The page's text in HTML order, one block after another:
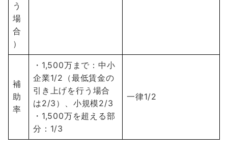
う
場
合
）
補
助
率
・1,500万まで：中小
企業1/2（最低賃金の
引き上げを行う場合
は2/3）、小規模2/3
・1,500万を超える部
分：1/3
一律1/2